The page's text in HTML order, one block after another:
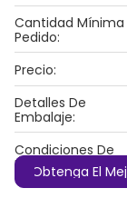
Cantidad Mínima
Pedido:
Precio:
Detalles De
Embalaje:
Condiciones De
Pago:Obtenga El